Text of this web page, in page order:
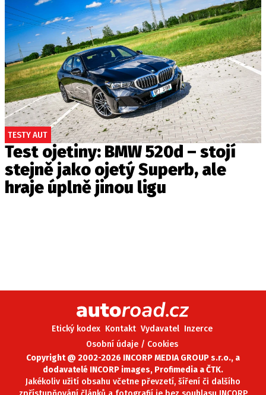
TESTY AUT
Test ojetiny: BMW 520d – stojí
stejně jako ojetý Superb, ale
hraje úplně jinou ligu
Etický kodex Kontakt Vydavatel Inzerce
Osobní údaje / Cookies
Copyright @ 2002-2026 INCORP MEDIA GROUP s.r.o., a
dodavatelé INCORP images, Profimedia a ČTK.
Jakékoliv užití obsahu včetne převzetí, šíření či dalšího